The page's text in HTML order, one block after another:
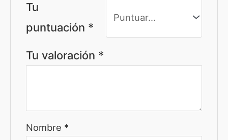
Tu
puntuación *
Tu valoración *
Nombre *